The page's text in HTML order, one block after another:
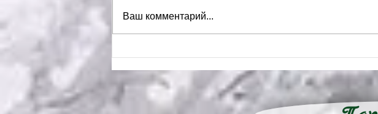
Бальные новости №5 Бальные
Ваш комментарий...